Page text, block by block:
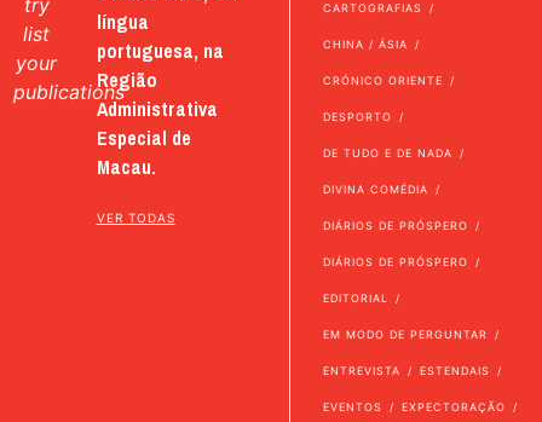
try
list
your
publications
língua
portuguesa, na
Região
Administrativa
Especial de
Macau.
VER TODAS
CARTOGRAFIAS
CHINA / ÁSIA
CRÓNICO ORIENTE
DESPORTO
DE TUDO E DE NADA
DIVINA COMÉDIA
DIÁRIOS DE PRÓSPERO
DIÁRIOS DE PRÓSPERO
EDITORIAL
EM MODO DE PERGUNTAR
ENTREVISTA ESTENDAIS
EVENTOS EXPECTORAÇÃO